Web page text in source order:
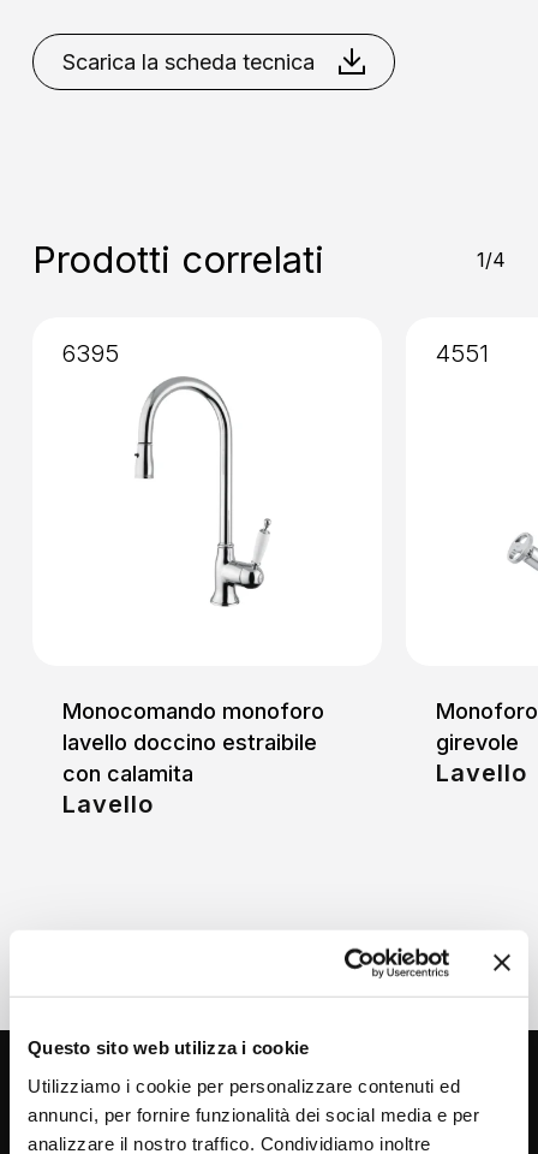
Questo sito web utilizza i cookie
Utilizziamo i cookie per personalizzare contenuti ed
annunci, per fornire funzionalità dei social media e per
analizzare il nostro traffico. Condividiamo inoltre
Collocazione: Da Piano
Cromo
Scarica la scheda tecnica
Prodotti correlati 1/4
Monocomando monoforo
lavello doccino estraibile
con calamita
Lavello
6395
girevole
Lavello
4551